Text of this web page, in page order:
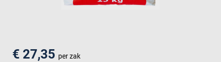
€ 27,35 per zak